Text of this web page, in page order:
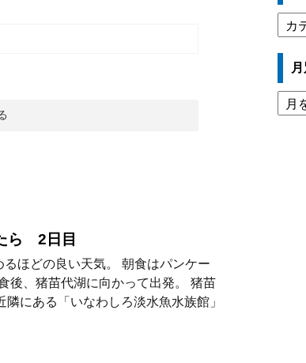
ら 2日目
ほどの良い天気。 朝食はパンケー
後、猪苗代湖に向かって出発。 猪苗
にある「いなわしろ淡水魚水族館」
テ
ゴ
ー
一
覧
月
別